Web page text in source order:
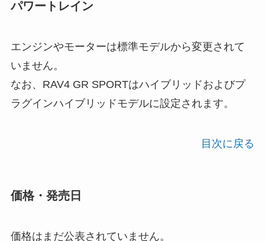
パワートレイン
エンジンやモーターは標準モデルから変更されて
いません。
なお、RAV4 GR SPORTはハイブリッドおよびプ
ラグインハイブリッドモデルに設定されます。
目次に戻る
価格・発売日
価格はまだ公表されていません。